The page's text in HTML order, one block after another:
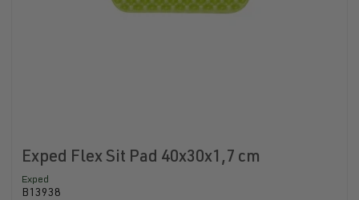
Exped Flex Sit Pad 40x30x1,7 cm
Exped
B13938